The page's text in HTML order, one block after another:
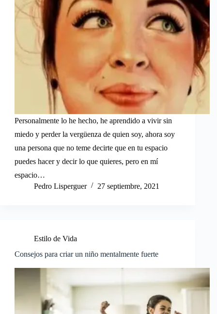
Personalmente lo he hecho, he aprendido a vivir sin
miedo y perder la vergüenza de quien soy, ahora soy
una persona que no teme decirte que en tu espacio
puedes hacer y decir lo que quieres, pero en mí
espacio…
Pedro Lisperguer
27 septiembre, 2021
Estilo de Vida
Consejos para criar un niño mentalmente fuerte